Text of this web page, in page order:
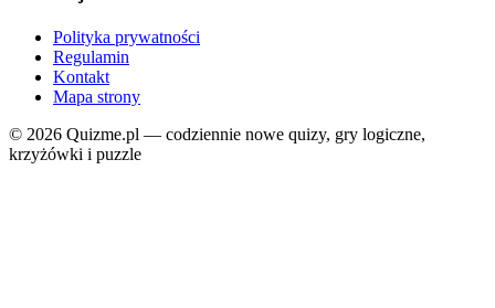
Polityka prywatności
Regulamin
Kontakt
Mapa strony
© 2026 Quizme.pl — codziennie nowe quizy, gry logiczne,
krzyżówki i puzzle